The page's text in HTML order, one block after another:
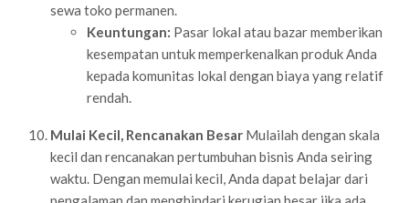
sewa toko permanen.
Keuntungan: Pasar lokal atau bazar memberikan
kesempatan untuk memperkenalkan produk Anda
kepada komunitas lokal dengan biaya yang relatif
rendah.
Mulai Kecil, Rencanakan Besar Mulailah dengan skala
kecil dan rencanakan pertumbuhan bisnis Anda seiring
waktu. Dengan memulai kecil, Anda dapat belajar dari